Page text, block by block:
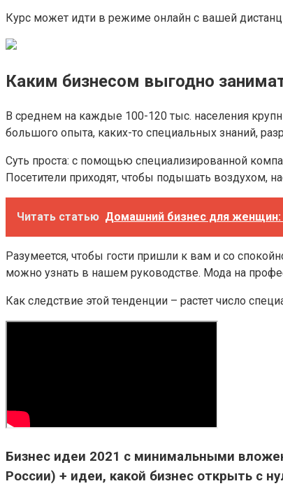
Курс может идти в режиме онлайн с вашей
Каким бизнесом выгодно
В среднем на каждые 100-120 тыс. населения
большого опыта, каких-то специальных знаний,
Суть проста: с помощью специализированной
Посетители приходят, чтобы подышать воздухом,
Читать статью Домашний бизнес для женщин:
Разумеется, чтобы гости пришли к вам и со
можно узнать в нашем руководстве. Мода на
Как следствие этой тенденции – растет число
Бизнес идеи 2021 с минимальными
России) + идеи, какой бизнес открыть с